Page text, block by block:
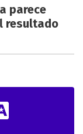
parece
resultado